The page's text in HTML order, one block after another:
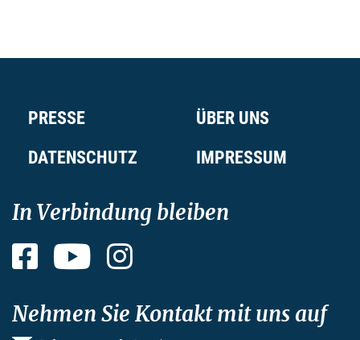
PRESSE
ÜBER UNS
DATENSCHUTZ
IMPRESSUM
In Verbindung bleiben
Facebook YouTube
Nehmen Sie Kontakt mit uns auf